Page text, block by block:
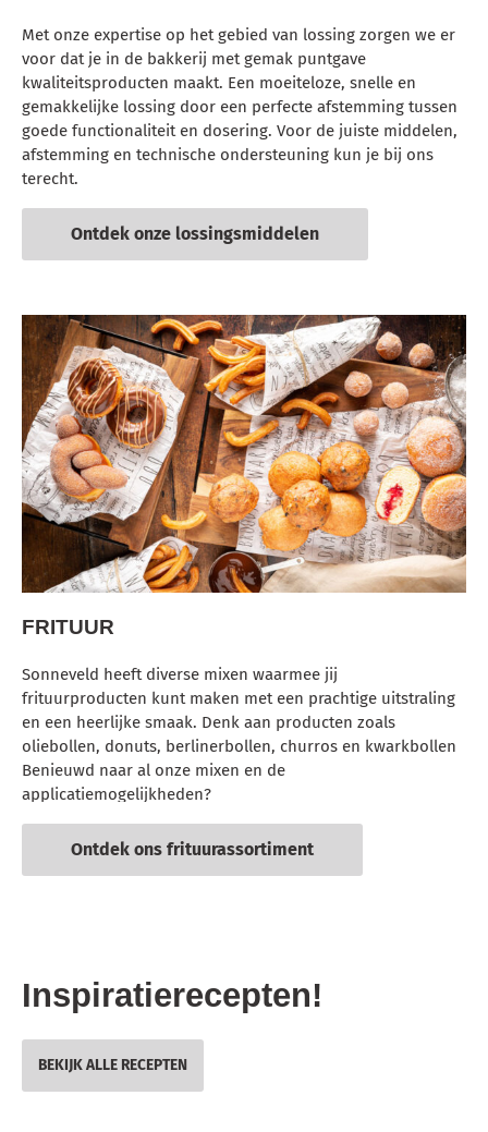
Met onze expertise op het gebied van lossing zorgen we er
voor dat je in de bakkerij met gemak puntgave
kwaliteitsproducten maakt. Een moeiteloze, snelle en
gemakkelijke lossing door een perfecte afstemming tussen
goede functionaliteit en dosering. Voor de juiste middelen,
afstemming en technische ondersteuning kun je bij ons
terecht.
Ontdek onze lossingsmiddelen
FRITUUR
Sonneveld heeft diverse mixen waarmee jij
frituurproducten kunt maken met een prachtige uitstraling
en een heerlijke smaak. Denk aan producten zoals
oliebollen, donuts, berlinerbollen, churros en kwarkbollen
Benieuwd naar al onze mixen en de
applicatiemogelijkheden?
Ontdek ons frituurassortiment
Inspiratierecepten!
BEKIJK ALLE RECEPTEN